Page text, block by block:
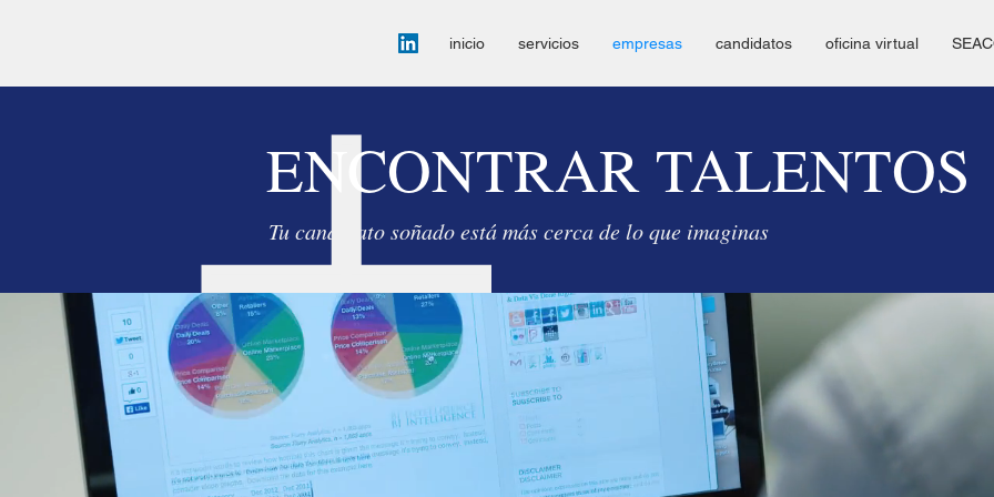
inicio servicios empresas candidatos oficina virtual
ENCONTRAR TALENTOS
Tu candidato soñado está más cerca de lo que imaginas